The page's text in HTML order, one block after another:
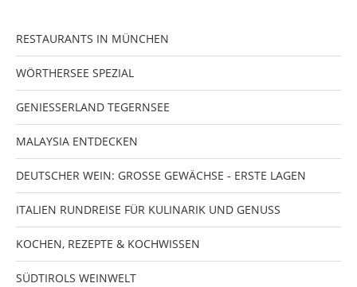
RESTAURANTS IN MÜNCHEN
WÖRTHERSEE SPEZIAL
GENIESSERLAND TEGERNSEE
MALAYSIA ENTDECKEN
DEUTSCHER WEIN: GROSSE GEWÄCHSE - ERSTE LAGEN
ITALIEN RUNDREISE FÜR KULINARIK UND GENUSS
KOCHEN, REZEPTE & KOCHWISSEN
SÜDTIROLS WEINWELT